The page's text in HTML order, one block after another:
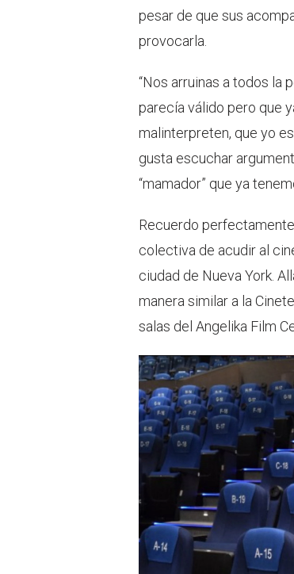
pesar de que sus
provocarla.
“Nos arruinas a todos la
parecía válido pero que
malinterpreten, que yo
gusta escuchar
“mamador” que ya
Recuerdo
colectiva de acudir al
ciudad de Nueva York.
manera similar a la
salas del Angelika Film